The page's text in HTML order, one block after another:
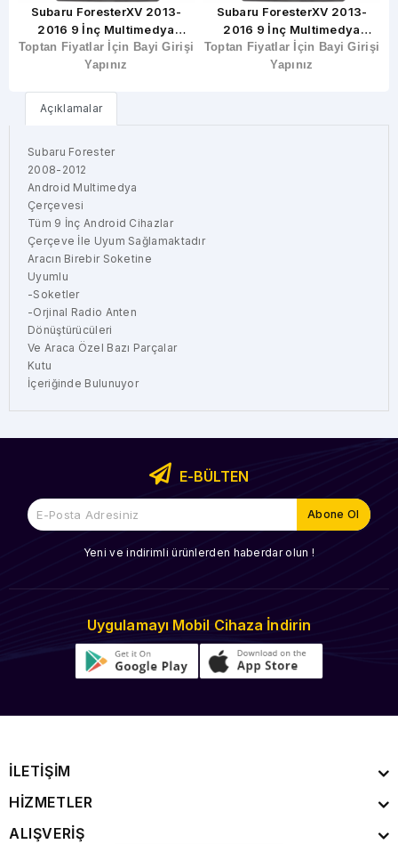
Subaru ForesterXV 2013-
2016 9 İnç Multimedya
Çerçeve
Toptan Fiyatlar İçin Bayi Girişi
Yapınız
Subaru ForesterXV 2013-
2016 9 İnç Multimedya
Çerçeve
Toptan Fiyatlar İçin Bayi Girişi
Yapınız
Açıklamalar
Subaru Forester
2008-2012
Android Multimedya
Çerçevesi
Tüm 9 İnç Android Cihazlar
Çerçeve İle Uyum Sağlamaktadır
Aracın Birebir Soketine
Uyumlu
-Soketler
-Orjinal Radio Anten
Dönüştürücüleri
Ve Araca Özel Bazı Parçalar
Kutu
İçeriğinde Bulunuyor
E-BÜLTEN
Yeni ve indirimli ürünlerden haberdar olun !
Uygulamayı Mobil Cihaza İndirin
İLETİŞİM
HİZMETLER
ALIŞVERİŞ